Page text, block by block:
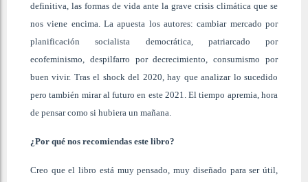
definitiva, las formas de vida ante la grave crisis climática que se
nos viene encima. La apuesta los autores: cambiar mercado por
planificación socialista democrática, patriarcado por
ecofeminismo, despilfarro por decrecimiento, consumismo por
buen vivir. Tras el shock del 2020, hay que analizar lo sucedido
pero también mirar al futuro en este 2021. El tiempo apremia, hora
de pensar como si hubiera un mañana.
¿Por qué nos recomiendas este libro?
Creo que el libro está muy pensado, muy diseñado para ser útil,